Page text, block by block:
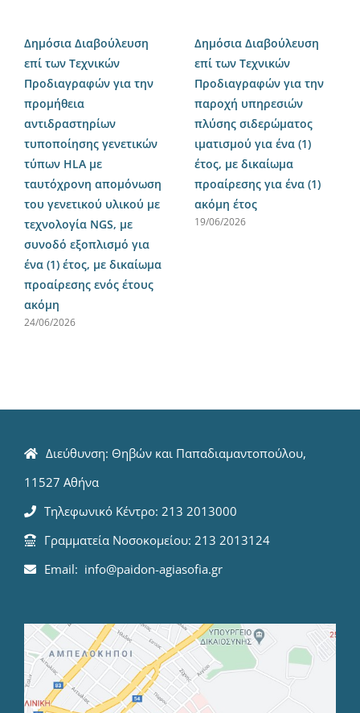
Δημόσια Διαβούλευση
επί των Τεχνικών
Προδιαγραφών για την
προμήθεια
αντιδραστηρίων
τυποποίησης γενετικών
τύπων HLA με
ταυτόχρονη απομόνωση
του γενετικού υλικού με
τεχνολογία NGS, με
συνοδό εξοπλισμό για
ένα (1) έτος, με δικαίωμα
προαίρεσης ενός έτους
ακόμη
24/06/2026
Δημόσια Διαβούλευση
επί των Τεχνικών
Προδιαγραφών για την
παροχή υπηρεσιών
πλύσης σιδερώματος
ιματισμού για ένα (1)
έτος, με δικαίωμα
προαίρεσης για ένα (1)
ακόμη έτος
19/06/2026
Διεύθυνση: Θηβών και Παπαδιαμαντοπούλου,
11527 Αθήνα
Τηλεφωνικό Κέντρο: 213 2013000
Γραμματεία Νοσοκομείου: 213 2013124
Email: info@paidon-agiasofia.gr